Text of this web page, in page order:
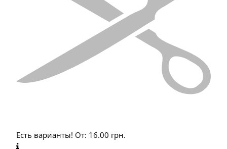
Есть варианты! От: 16.00 грн.